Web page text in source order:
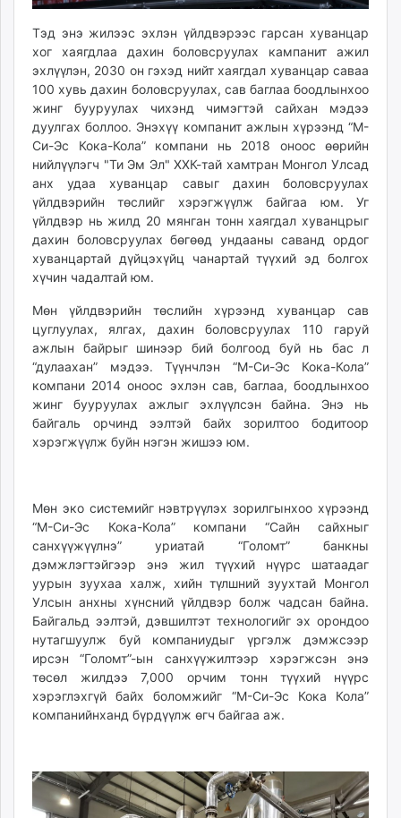
Тэд энэ жилээс эхлэн үйлдвэрээс гарсан хуванцар
хог хаягдлаа дахин боловсруулах кампанит ажил
эхлүүлэн, 2030 он гэхэд нийт хаягдал хуванцар саваа
100 хувь дахин боловсруулах, сав баглаа боодлынхоо
жинг бууруулах чихэнд чимэгтэй сайхан мэдээ
дуулгах боллоо. Энэхүү компанит ажлын хүрээнд “М-
Си-Эс Кока-Кола” компани нь 2018 оноос өөрийн
нийлүүлэгч "Ти Эм Эл" ХХК-тай хамтран Монгол Улсад
анх удаа хуванцар савыг дахин боловсруулах
үйлдвэрийн төслийг хэрэгжүүлж байгаа юм. Уг
үйлдвэр нь жилд 20 мянган тонн хаягдал хуванцрыг
дахин боловсруулах бөгөөд ундааны саванд ордог
хуванцартай дүйцэхүйц чанартай түүхий эд болгох
хүчин чадалтай юм.
Мөн үйлдвэрийн төслийн хүрээнд хуванцар сав
цуглуулах, ялгах, дахин боловсруулах 110 гаруй
ажлын байрыг шинээр бий болгоод буй нь бас л
“дулаахан” мэдээ. Түүнчлэн “М-Си-Эс Кока-Кола”
компани 2014 оноос эхлэн сав, баглаа, боодлынхоо
жинг бууруулах ажлыг эхлүүлсэн байна. Энэ нь
байгаль орчинд ээлтэй байх зорилтоо бодитоор
хэрэгжүүлж буйн нэгэн жишээ юм.
Мөн эко системийг нэвтрүүлэх зорилгынхоо хүрээнд
“М-Си-Эс Кока-Кола” компани “Сайн сайхныг
санхүүжүүлнэ” уриатай “Голомт” банкны
дэмжлэгтэйгээр энэ жил түүхий нүүрс шатаадаг
уурын зуухаа халж, хийн түлшний зуухтай Монгол
Улсын анхны хүнсний үйлдвэр болж чадсан байна.
Байгальд ээлтэй, дэвшилтэт технологийг эх орондоо
нутагшуулж буй компаниудыг үргэлж дэмжсээр
ирсэн “Голомт”-ын санхүүжилтээр хэрэгжсэн энэ
төсөл жилдээ 7,000 орчим тонн түүхий нүүрс
хэрэглэхгүй байх боломжийг “М-Си-Эс Кока Кола”
компанийнханд бүрдүүлж өгч байгаа аж.